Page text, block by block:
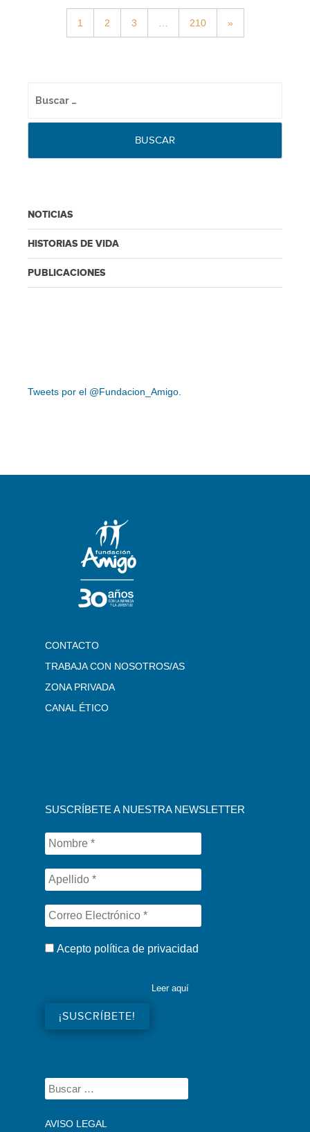
1 2 3 210 »
NOTICIAS
HISTORIAS DE VIDA
PUBLICACIONES
Tweets por el @Fundacion_Amigo.
CONTACTO
TRABAJA CON NOSOTROS/AS
ZONA PRIVADA
CANAL ÉTICO
SUSCRÍBETE A NUESTRA NEWSLETTER
Acepto política de privacidad
Leer aquí
AVISO LEGAL